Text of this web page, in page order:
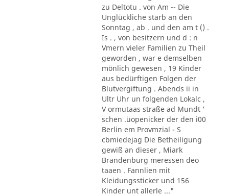
zu Deltotu . von Am -- Die
Unglückliche starb an den
Sonntag , ab . und den am t () .
Is . , von besitzern und d : n
Vmern vieler Familien zu Theil
geworden , war e demselben
mönlich gewesen , 19 Kinder
aus bedürftigen Folgen der
Blutvergiftung . Abends ii in
Ultr Uhr un folgenden Lokalc ,
V ormutaas straße ad Mundt '
schen .üopenicker der den i00
Berlin em Provmzial - S
cbmiedejag Die Betheiligung
gewiß an dieser , Miark
Brandenburg meressen deo
taaen . Fannlien mit
Kleidungssticker und 156
Kinder unt allerle ..."